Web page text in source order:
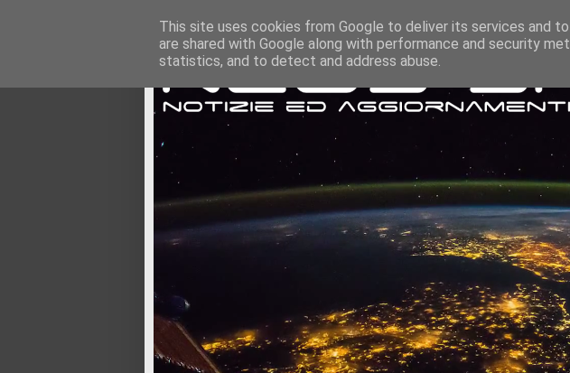
This site uses cookies from Google to deliver its services and
are shared with Google along with performance and security
statistics, and to detect and address abuse.